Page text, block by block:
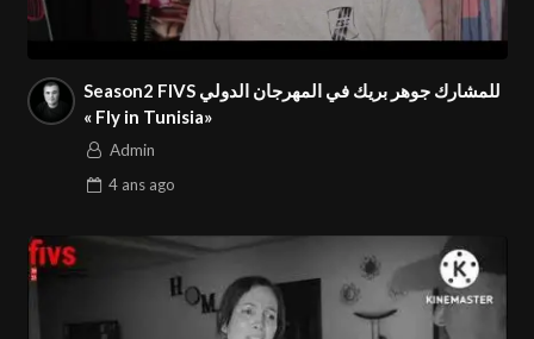
Season2 FIVS للمشارك جوهر بريك في المهرجان الدولي
« Fly in Tunisia»
Admin
4 ans ago